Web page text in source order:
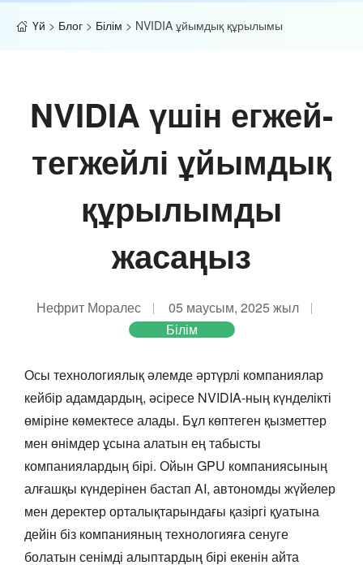
Үй > Блог > Білім > NVIDIA ұйымдық құрылымы
NVIDIA үшін егжей-
тегжейлі ұйымдық
құрылымды
жасаңыз
Нефрит Моралес
05 маусым, 2025 жыл
Білім
Осы технологиялық әлемде әртүрлі компаниялар
кейбір адамдардың, әсіресе NVIDIA-ның күнделікті
өміріне көмектесе алады. Бұл көптеген қызметтер
мен өнімдер ұсына алатын ең табысты
компаниялардың бірі. Ойын GPU компаниясының
алғашқы күндерінен бастап AI, автономды жүйелер
мен деректер орталықтарындағы қазіргі қуатына
дейін біз компанияның технологияға сенуге
болатын сенімді алыптардың бірі екенін айта